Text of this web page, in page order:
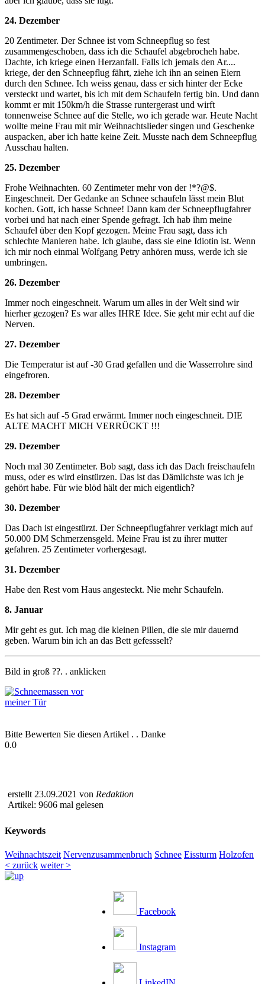
24. Dezember
20 Zentimeter. Der Schnee ist vom Schneepflug so fest
zusammengeschoben, dass ich die Schaufel abgebrocheh habe.
Dachte, ich kriege einen Herzanfall. Falls ich jemals den Ar....
kriege, der den Schneepflug fährt, ziehe ich ihn an seinen Eiern
durch den Schnee. Ich weiss genau, dass er sich hinter der Ecke
versteckt und wartet, bis ich mit dem Schaufeln fertig bin. Und dann
kommt er mit 150km/h die Strasse runtergerast und wirft
tonnenweise Schnee auf die Stelle, wo ich gerade war. Heute Nacht
wollte meine Frau mit mir Weihnachtslieder singen und Geschenke
auspacken, aber ich hatte keine Zeit. Musste nach dem Schneepflug
Ausschau halten.
25. Dezember
Frohe Weihnachten. 60 Zentimeter mehr von der !*?@$.
Eingeschneit. Der Gedanke an Schnee schaufeln lässt mein Blut
kochen. Gott, ich hasse Schnee! Dann kam der Schneepflugfahrer
vorbei und hat nach einer Spende gefragt. Ich hab ihm meine
Schaufel über den Kopf gezogen. Meine Frau sagt, dass ich
schlechte Manieren habe. Ich glaube, dass sie eine Idiotin ist. Wenn
ich mir noch einmal Wolfgang Petry anhören muss, werde ich sie
umbringen.
26. Dezember
Immer noch eingeschneit. Warum um alles in der Welt sind wir
hierher gezogen? Es war alles IHRE Idee. Sie geht mir echt auf die
Nerven.
27. Dezember
Die Temperatur ist auf -30 Grad gefallen und die Wasserrohre sind
eingefroren.
28. Dezember
Es hat sich auf -5 Grad erwärmt. Immer noch eingeschneit. DIE
ALTE MACHT MICH VERRÜCKT !!!
29. Dezember
Noch mal 30 Zentimeter. Bob sagt, dass ich das Dach freischaufeln
muss, oder es wird einstürzen. Das ist das Dämlichste was ich je
gehört habe. Für wie blöd hält der mich eigentlich?
30. Dezember
Das Dach ist eingestürzt. Der Schneepflugfahrer verklagt mich auf
50.000 DM Schmerzensgeld. Meine Frau ist zu ihrer mutter
gefahren. 25 Zentimeter vorhergesagt.
31. Dezember
Habe den Rest vom Haus angesteckt. Nie mehr Schaufeln.
8. Januar
Mir geht es gut. Ich mag die kleinen Pillen, die sie mir dauernd
geben. Warum bin ich an das Bett gefessselt?
Bild in groß ??. . anklicken
Bitte Bewerten Sie diesen Artikel . . Danke
0.0
erstellt 23.09.2021 von Redaktion
Artikel: 9606 mal gelesen
Keywords
Weihnachtszeit Nervenzusammenbruch Schnee Eissturm Holzofen
< zurück weiter >
Facebook
Instagram